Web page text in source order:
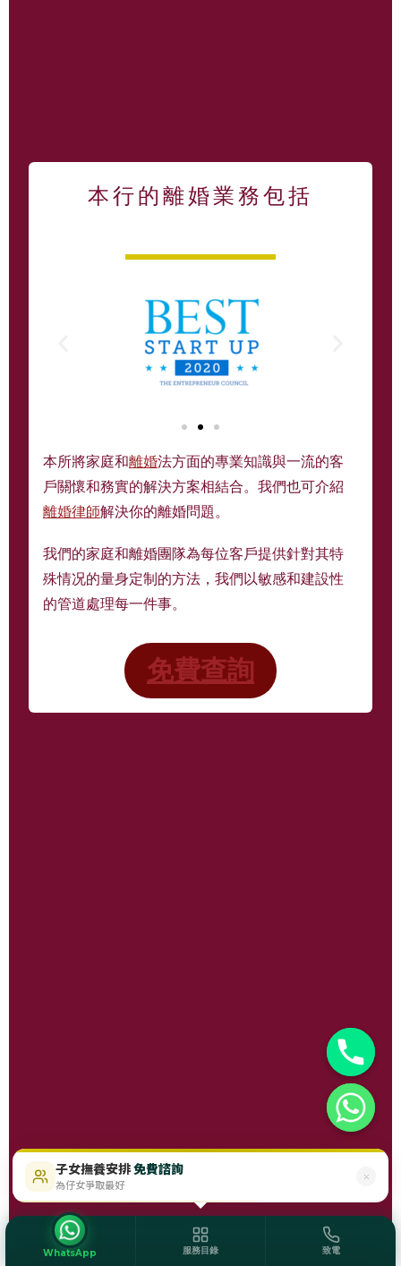
本行的離婚業務包括
本所將家庭和離婚法方面的專業知識與一流的客
戶關懷和務實的解決方案相結合。我們也可介紹
離婚律師解決你的離婚問題。
我們的家庭和離婚團隊為每位客戶提供針對其特
殊情况的量身定制的方法，我們以敏感和建設性
的管道處理每一件事。
免費查詢
$488起即時免費評估
子女撫養安排免費諮詢
為仔女爭取最好
WhatsApp 服務目錄 致電